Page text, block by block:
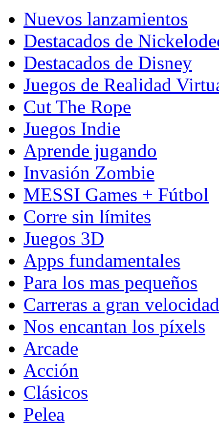
Nuevos lanzamientos
Destacados de
Destacados de Disney
Juegos de Realidad
Cut The Rope
Juegos Indie
Aprende jugando
Invasión Zombie
MESSI Games + Fútbol
Corre sin límites
Juegos 3D
Apps fundamentales
Para los mas pequeños
Carreras a gran velocidad
Nos encantan los píxels
Arcade
Acción
Clásicos
Pelea